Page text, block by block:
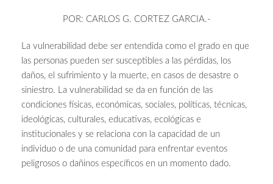
POR: CARLOS G. CORTEZ GARCIA.-
La vulnerabilidad debe ser entendida como el grado en que
las personas pueden ser susceptibles a las pérdidas, los
daños, el sufrimiento y la muerte, en casos de desastre o
siniestro. La vulnerabilidad se da en función de las
condiciones físicas, económicas, sociales, políticas, técnicas,
ideológicas, culturales, educativas, ecológicas e
institucionales y se relaciona con la capacidad de un
individuo o de una comunidad para enfrentar eventos
peligrosos o dañinos específicos en un momento dado.